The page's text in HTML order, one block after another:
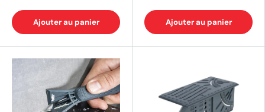
(1 avis)
Ajouter au panier Ajouter au panier